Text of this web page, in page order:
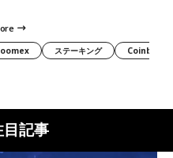
ステーキング Coinbase
記事